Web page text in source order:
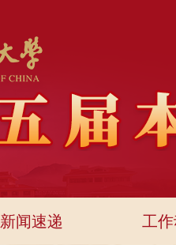
新闻速递 工